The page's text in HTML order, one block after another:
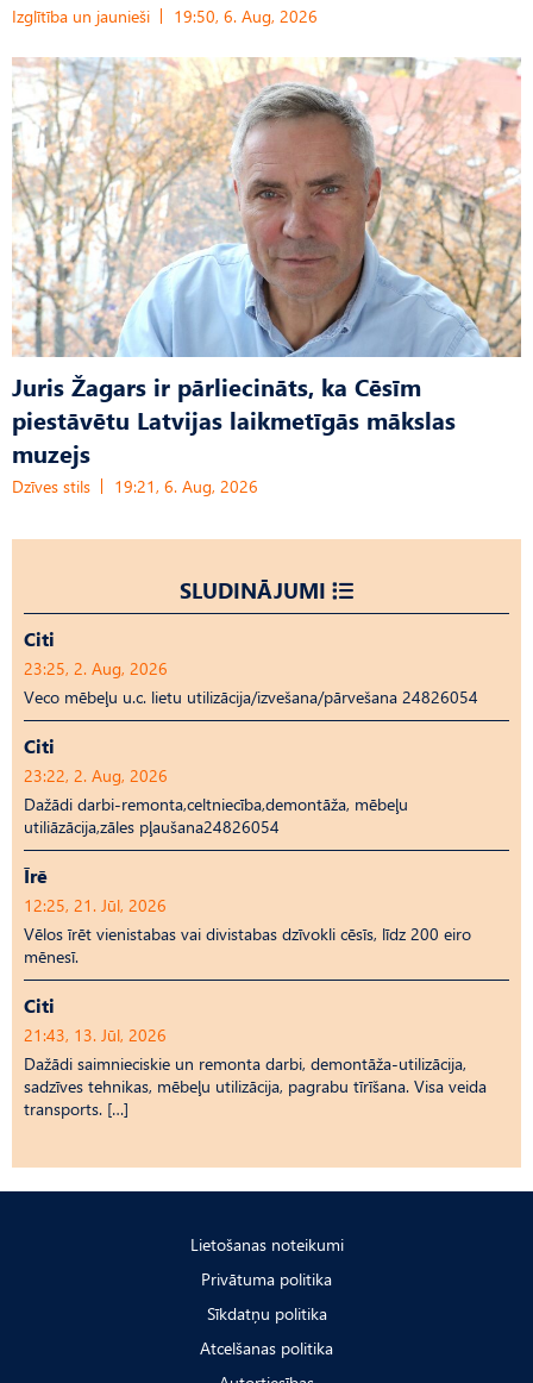
Izglītība un jaunieši 19:50, 6. Aug, 2026
Juris Žagars ir pārliecināts, ka Cēsīm
piestāvētu Latvijas laikmetīgās mākslas
muzejs
Dzīves stils 19:21, 6. Aug, 2026
SLUDINĀJUMI
Citi
23:25, 2. Aug, 2026
Veco mēbeļu u.c. lietu utilizācija/izvešana/pārvešana 24826054
Citi
23:22, 2. Aug, 2026
Dažādi darbi-remonta,celtniecība,demontāža, mēbeļu
utiliāzācija,zāles pļaušana24826054
Īrē
12:25, 21. Jūl, 2026
Vēlos īrēt vienistabas vai divistabas dzīvokli cēsīs, līdz 200 eiro
mēnesī.
Citi
21:43, 13. Jūl, 2026
Dažādi saimnieciskie un remonta darbi, demontāža-utilizācija,
sadzīves tehnikas, mēbeļu utilizācija, pagrabu tīrīšana. Visa veida
transports. […]
Lietošanas noteikumi
Privātuma politika
Sīkdatņu politika
Atcelšanas politika